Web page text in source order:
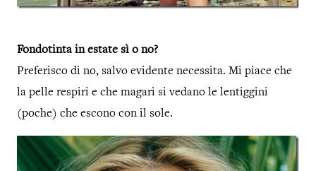
Fondotinta in estate sì o no?
Preferisco di no, salvo evidente necessita. Mi piace che
la pelle respiri e che magari si vedano le lentiggini
(poche) che escono con il sole.